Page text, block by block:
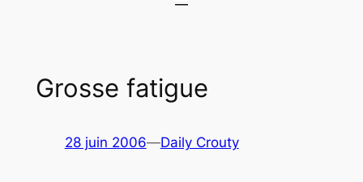
Grosse fatigue
28 juin 2006—Daily Crouty